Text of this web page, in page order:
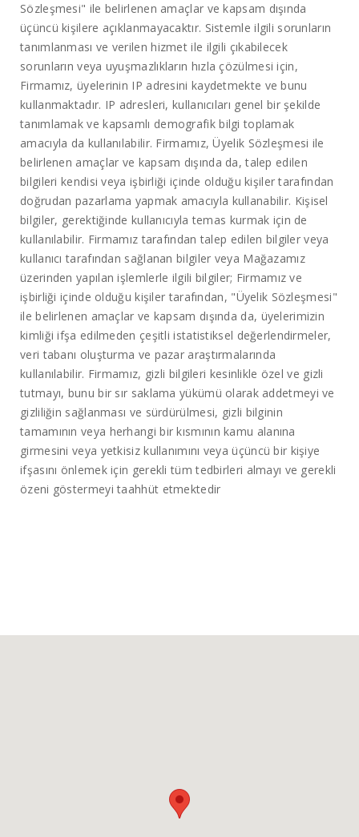
Sözleşmesi" ile belirlenen amaçlar ve kapsam dışında
üçüncü kişilere açıklanmayacaktır. Sistemle ilgili sorunların
tanımlanması ve verilen hizmet ile ilgili çıkabilecek
sorunların veya uyuşmazlıkların hızla çözülmesi için,
Firmamız, üyelerinin IP adresini kaydetmekte ve bunu
kullanmaktadır. IP adresleri, kullanıcıları genel bir şekilde
tanımlamak ve kapsamlı demografik bilgi toplamak
amacıyla da kullanılabilir. Firmamız, Üyelik Sözleşmesi ile
belirlenen amaçlar ve kapsam dışında da, talep edilen
bilgileri kendisi veya işbirliği içinde olduğu kişiler tarafından
doğrudan pazarlama yapmak amacıyla kullanabilir. Kişisel
bilgiler, gerektiğinde kullanıcıyla temas kurmak için de
kullanılabilir. Firmamız tarafından talep edilen bilgiler veya
kullanıcı tarafından sağlanan bilgiler veya Mağazamız
üzerinden yapılan işlemlerle ilgili bilgiler; Firmamız ve
işbirliği içinde olduğu kişiler tarafından, "Üyelik Sözleşmesi"
ile belirlenen amaçlar ve kapsam dışında da, üyelerimizin
kimliği ifşa edilmeden çeşitli istatistiksel değerlendirmeler,
veri tabanı oluşturma ve pazar araştırmalarında
kullanılabilir. Firmamız, gizli bilgileri kesinlikle özel ve gizli
tutmayı, bunu bir sır saklama yükümü olarak addetmeyi ve
gizliliğin sağlanması ve sürdürülmesi, gizli bilginin
tamamının veya herhangi bir kısmının kamu alanına
girmesini veya yetkisiz kullanımını veya üçüncü bir kişiye
ifşasını önlemek için gerekli tüm tedbirleri almayı ve gerekli
özeni göstermeyi taahhüt etmektedir